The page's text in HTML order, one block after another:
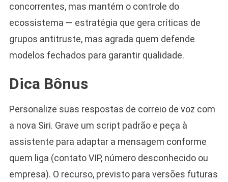
concorrentes, mas mantém o controle do
ecossistema — estratégia que gera críticas de
grupos antitruste, mas agrada quem defende
modelos fechados para garantir qualidade.
Dica Bônus
Personalize suas respostas de correio de voz com
a nova Siri. Grave um script padrão e peça à
assistente para adaptar a mensagem conforme
quem liga (contato VIP, número desconhecido ou
empresa). O recurso, previsto para versões futuras